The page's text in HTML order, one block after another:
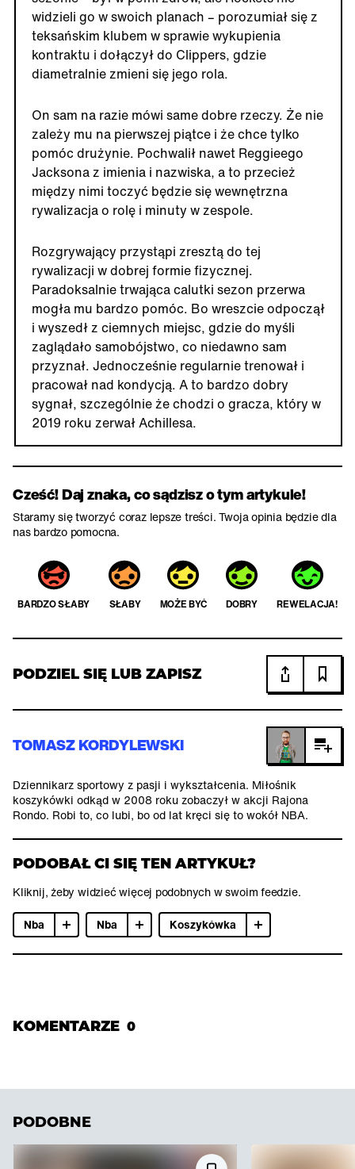
widzieli go w swoich planach – porozumiał się z
teksańskim klubem w sprawie wykupienia
kontraktu i dołączył do Clippers, gdzie
diametralnie zmieni się jego rola.
On sam na razie mówi same dobre rzeczy. Że nie
zależy mu na pierwszej piątce i że chce tylko
pomóc drużynie. Pochwalił nawet Reggieego
Jacksona z imienia i nazwiska, a to przecież
między nimi toczyć będzie się wewnętrzna
rywalizacja o rolę i minuty w zespole.
Rozgrywający przystąpi zresztą do tej
rywalizacji w dobrej formie fizycznej.
Paradoksalnie trwająca calutki sezon przerwa
mogła mu bardzo pomóc. Bo wreszcie odpoczął
i wyszedł z ciemnych miejsc, gdzie do myśli
zaglądało samobójstwo, co niedawno sam
przyznał. Jednocześnie regularnie trenował i
pracował nad kondycją. A to bardzo dobry
sygnał, szczególnie że chodzi o gracza, który w
2019 roku zerwał Achillesa.
Cześć! Daj znaka, co sądzisz o tym artykule!
Staramy się tworzyć coraz lepsze treści. Twoja opinia będzie dla
nas bardzo pomocna.
BARDZO SŁABY SŁABY MOŻE BYĆ DOBRY REWELACJA!
PODZIEL SIĘ LUB ZAPISZ
TOMASZ KORDYLEWSKI
Dziennikarz sportowy z pasji i wykształcenia. Miłośnik
koszykówki odkąd w 2008 roku zobaczył w akcji Rajona
Rondo. Robi to, co lubi, bo od lat kręci się to wokół NBA.
PODOBAŁ CI SIĘ TEN ARTYKUŁ?
Kliknij, żeby widzieć więcej podobnych w swoim feedzie.
Nba
Nba Koszykówka
KOMENTARZE 0
PODOBNE